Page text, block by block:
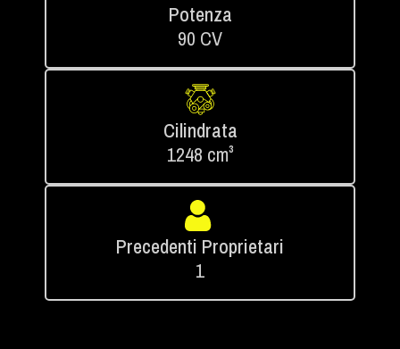
Potenza
90 CV
Cilindrata
1248 cm³
Precedenti Proprietari
1